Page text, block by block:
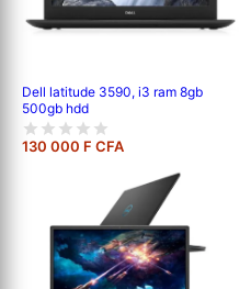
Dell latitude 3590, i3 ram 8gb
500gb hdd
130 000 F CFA